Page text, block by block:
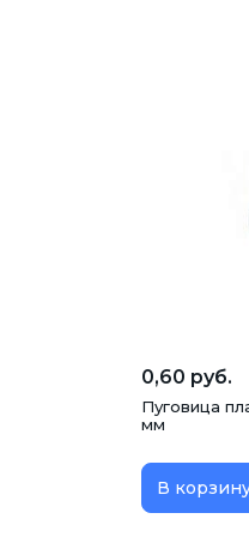
0,60 руб.
Пуговица
мм
В